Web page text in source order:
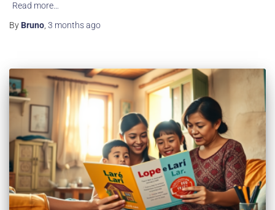
Read more…
By Bruno, 3 monthsago